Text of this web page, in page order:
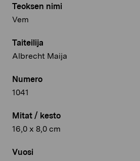
Teoksen nimi
Vem
Taiteilija
Albrecht Maija
Numero
1041
Mitat / kesto
16,0 x 8,0 cm
Vuosi